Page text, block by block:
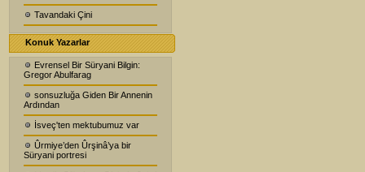
Tavandaki Çini
Konuk Yazarlar
Evrensel Bir Süryani Bilgin:
Gregor Abulfarag
sonsuzluğa Giden Bir Annenin
Ardından
İsveç'ten mektubumuz var
Ûrmiye’den Ûrşinâ’ya bir
Süryani portresi